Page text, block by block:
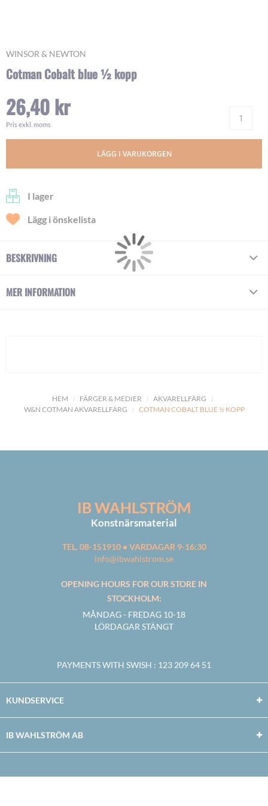
HEM FÄRGER & MEDIER
AKVARELLFÄRG
W&N COTMAN AKVARELLFÄRG
COTMAN COBALT BLUE ½ KOPP
WINSOR & NEWTON
Cotman Cobalt blue ½ kopp
26,40 kr
Pris exkl. moms
LÄGG I VARUKORGEN
I lager
Lägg i önskelista
Skip
the
of
the
images
BESKRIVNING
MER INFORMATION
IB WAHLSTRÖM
Konstnärsmaterial
TEL. 08-151910 • VARDAGAR 9-16:30
info@ibwahlstrom.se
OPENING HOURS FOR OUR STORE IN
STOCKHOLM:
MÅNDAG - FREDAG 10-18
LÖRDAGAR STÄNGT
PAYMENTS WITH SWISH : 123 209 64 51
KUNDSERVICE
IB WAHLSTRÖM AB
Facebook
TwitterYoutubeInstagram